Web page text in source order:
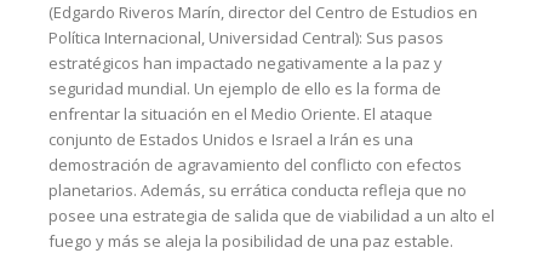
(Edgardo Riveros Marín, director del Centro de Estudios en
Política Internacional, Universidad Central): Sus pasos
estratégicos han impactado negativamente a la paz y
seguridad mundial. Un ejemplo de ello es la forma de
enfrentar la situación en el Medio Oriente. El ataque
conjunto de Estados Unidos e Israel a Irán es una
demostración de agravamiento del conflicto con efectos
planetarios. Además, su errática conducta refleja que no
posee una estrategia de salida que de viabilidad a un alto el
fuego y más se aleja la posibilidad de una paz estable.